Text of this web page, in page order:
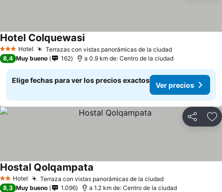
3 Estrellas
Hotel Terrazas con vistas panorámicas de la ciudad
Hotel Colquewasi
8,4 Muy bueno 162 a 0.9 km de: Centro de la ciudad
Elige fechas para ver los precios exactos
Ver precios
Compartir
2 Estrellas
Hotel Terraza con vistas panorámicas de la ciudad
Hostal Qolqampata
8,3 Muy bueno 1.096 a 1.2 km de: Centro de la ciudad